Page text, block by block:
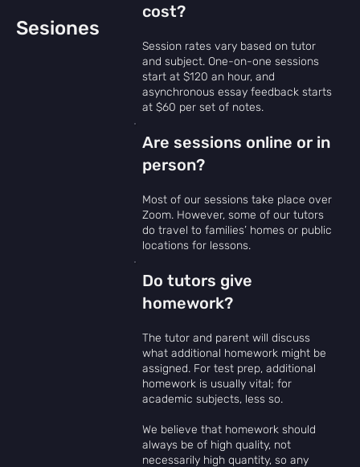
Sesiones
cost?
Session rates vary based on tutor
and subject. One-on-one sessions
start at $120 an hour, and
asynchronous essay feedback starts
at $60 per set of notes.
Are sessions online or in
person?
Most of our sessions take place over
Zoom. However, some of our tutors
do travel to families’ homes or public
locations for lessons.
Do tutors give
homework?
The tutor and parent will discuss
what additional homework might be
assigned. For test prep, additional
homework is usually vital; for
academic subjects, less so.
We believe that homework should
always be of high quality, not
necessarily high quantity, so any